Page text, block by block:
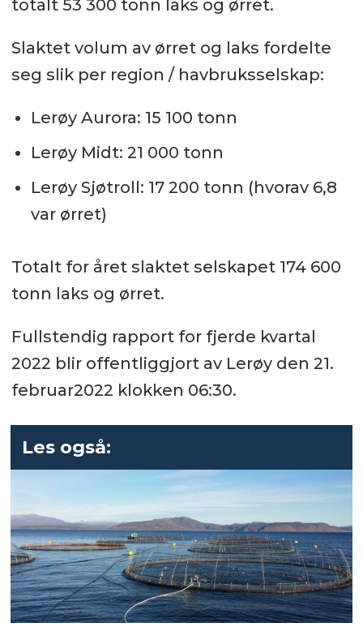
totalt 53 300 tonn laks og ørret.
Slaktet volum av ørret og laks fordelte
seg slik per region / havbruksselskap:
Lerøy Aurora: 15 100 tonn
Lerøy Midt: 21 000 tonn
Lerøy Sjøtroll: 17 200 tonn (hvorav 6,8
var ørret)
Totalt for året slaktet selskapet 174 600
tonn laks og ørret.
Fullstendig rapport for fjerde kvartal
2022 blir offentliggjort av Lerøy den 21.
februar2022 klokken 06:30.
Les også: